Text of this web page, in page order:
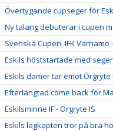
Övertygande cupseger för
Ny talang debuterar i cupen
Svenska Cupen: IFK Värnamo
Eskils höststartade med seger
Eskils damer tar emot Örgryte
Efterlängtad come back för
Eskilsminne IF - Örgryte IS
Eskils lagkapten tror på bra